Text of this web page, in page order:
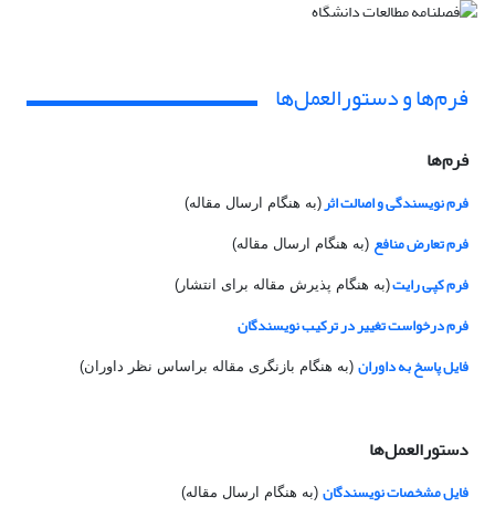
فرم‌ها و دستورالعمل‌ها
فرم‌ها
فرم نویسندگی و اصالت اثر(به هنگام ارسال مقاله)
فرم تعارض منافع (به هنگام ارسال مقاله)
فرم کپی رایت(به هنگام پذیرش مقاله برای انتشار)
فرم درخواست تغییر در ترکیب نویسندگان
فایل پاسخ به داوران (به هنگام بازنگری مقاله براساس نظر داوران)
دستورالعمل‌ها
فایل مشخصات نویسندگان (به هنگام ارسال مقاله)